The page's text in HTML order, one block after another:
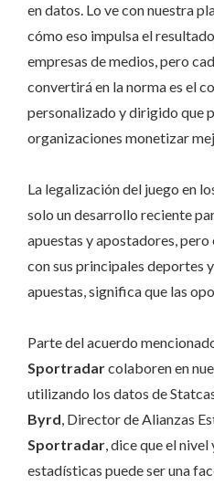
en datos. Lo ve con nuestra
cómo eso impulsa el
empresas de medios, pero
convertirá en la norma es el
personalizado y dirigido que
organizaciones monetizar
La legalización del juego en
solo un desarrollo reciente
apuestas y apostadores,
con sus principales deportes
apuestas, significa que las
Parte del acuerdo
Sportradarcolaboren en
utilizando los datos de
Byrd, Director de Alianzas
Sportradar, dice que el
estadísticas puede ser una